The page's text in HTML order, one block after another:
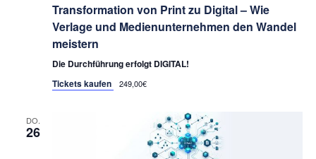
Transformation von Print zu Digital – Wie
Verlage und Medienunternehmen den Wandel
meistern
Die Durchführung erfolgt DIGITAL!
Tickets kaufen
249,00€
DO.
26